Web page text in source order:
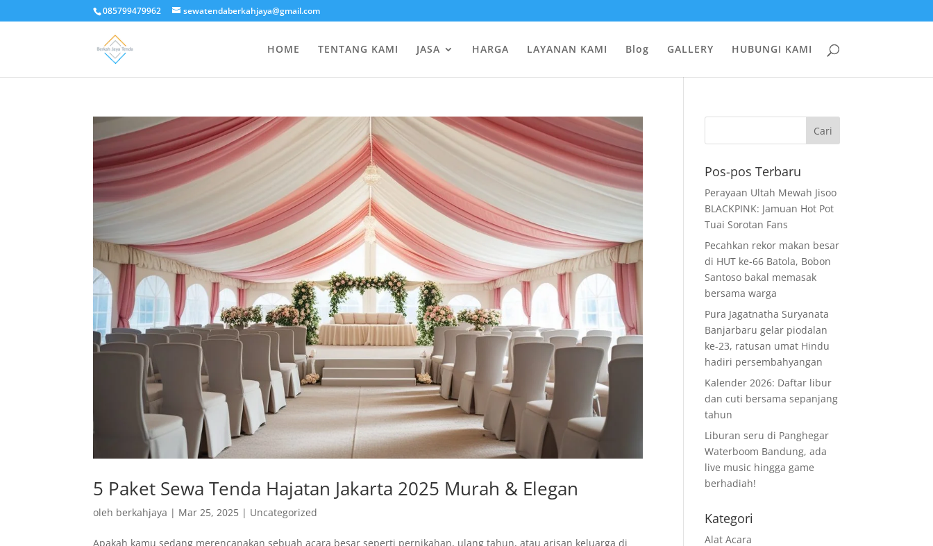
085799479962 sewatendaberkahjaya@gmail.com
HOME TENTANG KAMI JASA HARGA LAYANAN KAMI Blog GALLERY HUBUNGI KAMI
5 Paket Sewa Tenda Hajatan Jakarta 2025 Murah & Elegan
oleh berkahjaya | Mar 25, 2025 | Uncategorized
Apakah kamu sedang merencanakan sebuah acara besar seperti pernikahan, ulang tahun, atau arisan keluarga di
Pos-pos Terbaru
Perayaan Ultah Mewah Jisoo
BLACKPINK: Jamuan Hot Pot
Tuai Sorotan Fans
Pecahkan rekor makan besar
di HUT ke-66 Batola, Bobon
Santoso bakal memasak
bersama warga
Pura Jagatnatha Suryanata
Banjarbaru gelar piodalan
ke-23, ratusan umat Hindu
hadiri persembahyangan
Kalender 2026: Daftar libur
dan cuti bersama sepanjang
tahun
Liburan seru di Panghegar
Waterboom Bandung, ada
live music hingga game
berhadiah!
Kategori
Alat Acara